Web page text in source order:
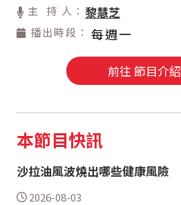
主 持 人： 黎慧芝
播出時段： 每週一
前往 節目介紹
本節目快訊
沙拉油風波燒出哪些健康風險
2026-08-03